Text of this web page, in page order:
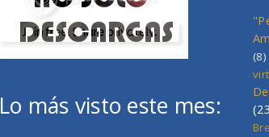
Lo más visto este mes:
(8)